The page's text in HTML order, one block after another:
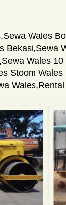
,Sewa Wales
Bekasi,Sewa
,Sewa Wales 10
Stoom
Wales,